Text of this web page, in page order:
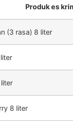
Produk es
(3 rasa) 8 liter
8 liter